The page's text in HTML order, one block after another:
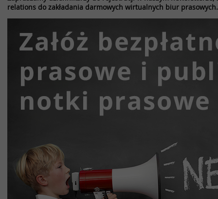
relations do zakładania darmowych wirtualnych biur prasowych.